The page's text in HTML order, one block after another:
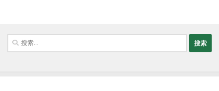
搜
索：